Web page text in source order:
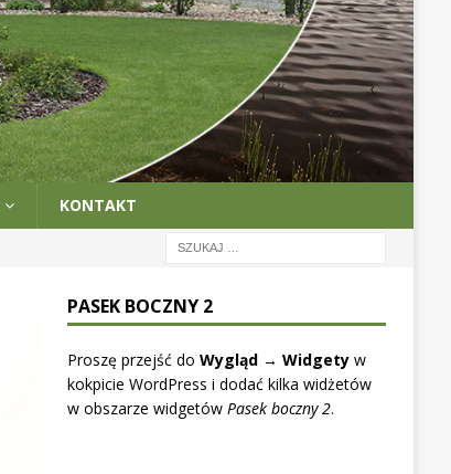
KONTAKT
PASEK BOCZNY 2
Proszę przejść do Wygląd → Widgetyw
kokpicie WordPress i dodać kilka widżetów
w obszarze widgetów Pasek boczny 2.